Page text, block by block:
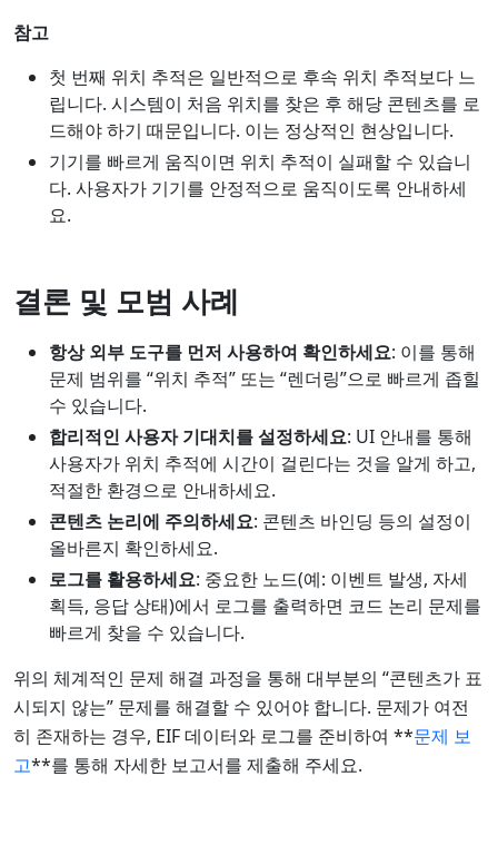
참고
첫 번째 위치 추적은 일반적으로 후속 위치 추적보다 느
립니다. 시스템이 처음 위치를 찾은 후 해당 콘텐츠를 로
드해야 하기 때문입니다. 이는 정상적인 현상입니다.
기기를 빠르게 움직이면 위치 추적이 실패할 수 있습니
다. 사용자가 기기를 안정적으로 움직이도록 안내하세
요.
결론 및 모범 사례
항상 외부 도구를 먼저 사용하여 확인하세요: 이를 통해
문제 범위를 “위치 추적” 또는 “렌더링”으로 빠르게 좁힐
수 있습니다.
합리적인 사용자 기대치를 설정하세요: UI 안내를 통해
사용자가 위치 추적에 시간이 걸린다는 것을 알게 하고,
적절한 환경으로 안내하세요.
콘텐츠 논리에 주의하세요: 콘텐츠 바인딩 등의 설정이
올바른지 확인하세요.
로그를 활용하세요: 중요한 노드(예: 이벤트 발생, 자세
획득, 응답 상태)에서 로그를 출력하면 코드 논리 문제를
빠르게 찾을 수 있습니다.
위의 체계적인 문제 해결 과정을 통해 대부분의 “콘텐츠가 표
시되지 않는” 문제를 해결할 수 있어야 합니다. 문제가 여전
히 존재하는 경우, EIF 데이터와 로그를 준비하여 **문제 보
고**를 통해 자세한 보고서를 제출해 주세요.